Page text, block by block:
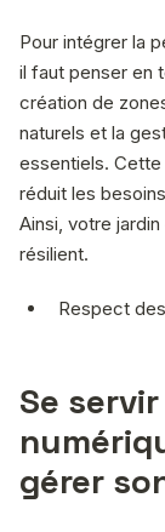
Pour intégrer la
il faut penser en
création de
naturels et la
essentiels.
réduit les
Ainsi, votre
résilient.
Respect
Se
gérer